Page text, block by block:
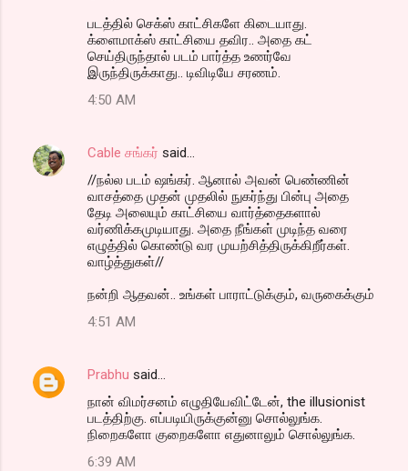
படத்தில் செக்ஸ் காட்சிகளே கிடையாது.
க்ளைமாக்ஸ் காட்சியை தவிர.. அதை கட்
செய்திருந்தால் படம் பார்த்த உணர்வே
இருந்திருக்காது.. டிவிடியே சரணம்.
4:50 AM
Cable சங்கர் said…
//நல்ல படம் ஷங்கர். ஆனால் அவன் பெண்ணின்
வாசத்தை முதன் முதலில் நுகர்ந்து பின்பு அதை
தேடி அலையும் காட்சியை வார்த்தைகளால்
வர்ணிக்கமுடியாது. அதை நீங்கள் முடிந்த வரை
எழுத்தில் கொண்டு வர முயற்சித்திருக்கிறீர்கள்.
வாழ்த்துகள்//
நன்றி ஆதவன்.. உங்கள் பாராட்டுக்கும், வருகைக்கும்
4:51 AM
Prabhu said…
நான் விமர்சனம் எழுதியேவிட்டேன், the illusionist
படத்திற்கு. எப்படியிருக்குன்னு சொல்லுங்க.
நிறைகளோ குறைகளோ எதுனாலும் சொல்லுங்க.
6:39 AM